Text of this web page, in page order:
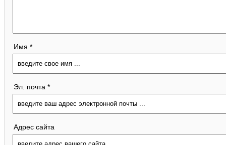
Имя *
Эл. почта *
Адрес сайта